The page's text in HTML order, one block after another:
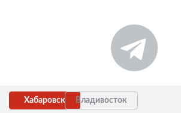
Хабаровск Владивосток